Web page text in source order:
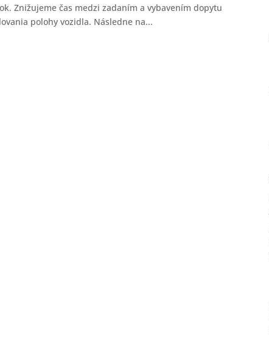
Znižujeme čas medzi zadaním a vybavením dopytu
polohy vozidla. Následne na...